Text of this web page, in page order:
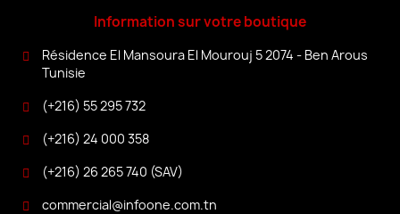
Information sur votre boutique
Résidence El Mansoura El Mourouj 5 2074 - Ben Arous
Tunisie
(+216) 55 295 732
(+216) 24 000 358
(+216) 26 265 740 (SAV)
commercial@infoone.com.tn